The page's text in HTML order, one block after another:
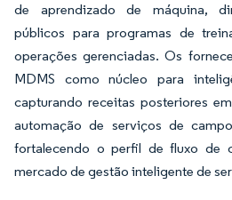
de aprendizado de máquina,
públicos para programas de
operações gerenciadas. Os
MDMS como núcleo para
capturando receitas posteriores
automação de serviços de
fortalecendo o perfil de fluxo de
mercado de gestão inteligente de